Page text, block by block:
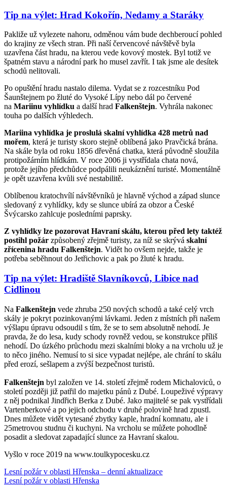
Tip na výlet: Hrad Kokořín, Nedamy a Staráky
Pakliže už vylezete nahoru, odměnou vám bude dechberoucí pohled
do krajiny ze všech stran. Při naší červencové návštěvě byla
uzavřena část hradu, na kterou vede kovový mostek. Byl totiž ve
špatném stavu a národní park ho musel zavřít. I tak jsme ale desítek
schodů nelitovali.
Po opuštění hradu nastalo dilema. Vydat se z rozcestníku Pod
Šaunštejnem po žluté do Vysoké Lípy nebo dál po červené
na Mariinu vyhlídku a další hrad Falkenštejn. Vyhrála nakonec
touha po dalších výhledech.
Mariina vyhlídka je proslulá skalní vyhlídka 428 metrů nad
mořem, která je turisty skoro stejně oblíbená jako Pravčická brána.
Na skále byla od roku 1856 dřevěná chatka, která původně sloužila
protipožárním hlídkám. V roce 2006 ji vystřídala chata nová,
protože jejího předchůdce podpálili neukáznění turisté. Momentálně
je opět uzavřena kvůli své nestabilitě.
Oblíbenou kratochvílí návštěvníků je hlavně východ a západ slunce
sledovaný z vyhlídky, kdy se slunce ubírá za obzor a České
Švýcarsko zahlcuje posledními paprsky.
Z vyhlídky lze pozorovat Havraní skálu, kterou před lety taktéž
postihl požár způsobený zřejmě turisty, za níž se skrývá skalní
zřícenina hradu Falkenštejn. Vidět ho ovšem nejde, takže je
potřeba seběhnout do Jetřichovic a pak po žluté k hradu.
Tip na výlet: Hradiště Slavníkovců, Libice nad
Cidlinou
Na Falkenštejn vede zhruba 250 nových schodů a také celý vrch
skály je pokryt pozinkovanými lávkami. Jeden z místních při našem
výšlapu úpravu odsoudil s tím, že se to sem absolutně nehodí. Je
pravda, že do lesa, kudy schody rovněž vedou, se konstrukce příliš
nehodí. Do úzkého průchodu mezi skalními bloky a na vrcholu už je
to něco jiného. Nemusí to si sice vypadat nejlépe, ale chrání to skálu
před erozí, sešlapem a zvýší bezpečnost turistů.
Falkenštejn byl založen ve 14. století zřejmě rodem Michaloviců, o
století později již patřil do majetku pánů z Dubé. Loupeživé výpravy
z něj podnikal Jindřich Berka z Dubé. Jako majitelé se pak vystřídali
Vartenberkové a po jejich odchodu v druhé polovině hrad zpustl.
Dnes můžete vidět vytesané zbytky kaple, hradní komnatu, ale i
25metrovou studnu či kuchyni. Na vrcholu se můžete pohodlně
posadit a sledovat zapadající slunce za Havraní skalou.
Vyšlo v roce 2019 na www.toulkypocesku.cz
Lesní požár v oblasti Hřenska – denní aktualizace
Lesní požár v oblasti Hřenska